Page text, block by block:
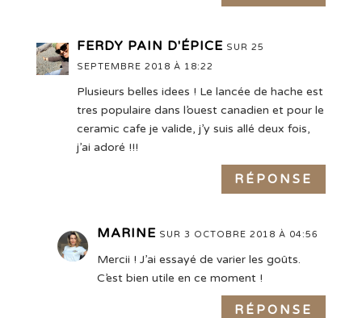
FERDY PAIN D'ÉPICE SUR 25
SEPTEMBRE 2018 À 18:22
Plusieurs belles idees ! Le lancée de hache est
tres populaire dans l’ouest canadien et pour le
ceramic cafe je valide, j’y suis allé deux fois,
j’ai adoré !!!
RÉPONSE
MARINE SUR 3 OCTOBRE 2018 À 04:56
Mercii ! J’ai essayé de varier les goûts.
C’est bien utile en ce moment !
RÉPONSE